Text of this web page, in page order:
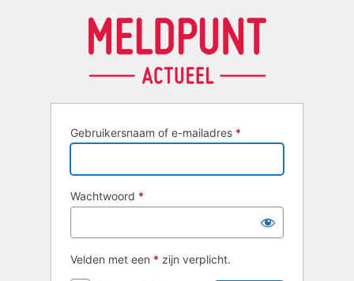
Gebruikersnaam of e-mailadres *
Wachtwoord *
Velden met een * zijn verplicht.